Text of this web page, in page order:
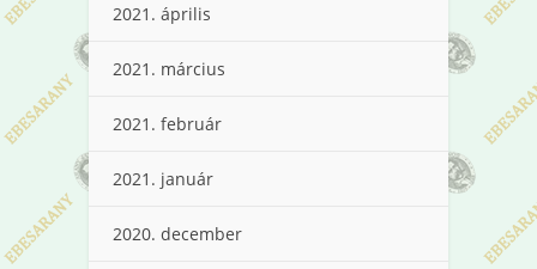
2021. április
2021. március
2021. február
2021. január
2020. december